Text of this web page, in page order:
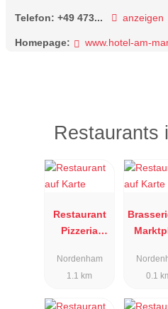
Telefon: +49 473... anzeigen
Homepage: www.hotel-am-
Restaurants
Restaurant
Pizzeria
Nordenham
1.1 km
0.1